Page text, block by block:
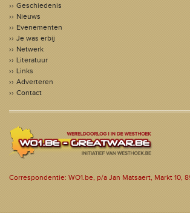
Geschiedenis
Nieuws
Evenementen
Je was erbij
Netwerk
Literatuur
Links
Adverteren
Contact
Correspondentie: WO1.be, p/a Jan Matsaert, Markt 10,